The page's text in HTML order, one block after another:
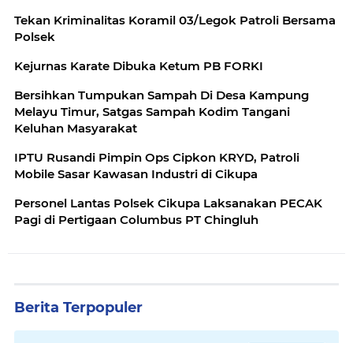
Tekan Kriminalitas Koramil 03/Legok Patroli Bersama
Polsek
Kejurnas Karate Dibuka Ketum PB FORKI
Bersihkan Tumpukan Sampah Di Desa Kampung
Melayu Timur, Satgas Sampah Kodim Tangani
Keluhan Masyarakat
IPTU Rusandi Pimpin Ops Cipkon KRYD, Patroli
Mobile Sasar Kawasan Industri di Cikupa
Personel Lantas Polsek Cikupa Laksanakan PECAK
Pagi di Pertigaan Columbus PT Chingluh
Berita Terpopuler